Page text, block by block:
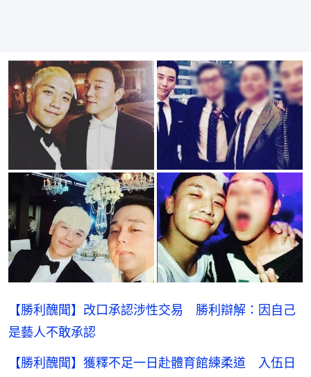
【勝利醜聞】改口承認涉性交易 勝利辯解：因自己
是藝人不敢承認
【勝利醜聞】獲釋不足一日赴體育館練柔道 入伍日